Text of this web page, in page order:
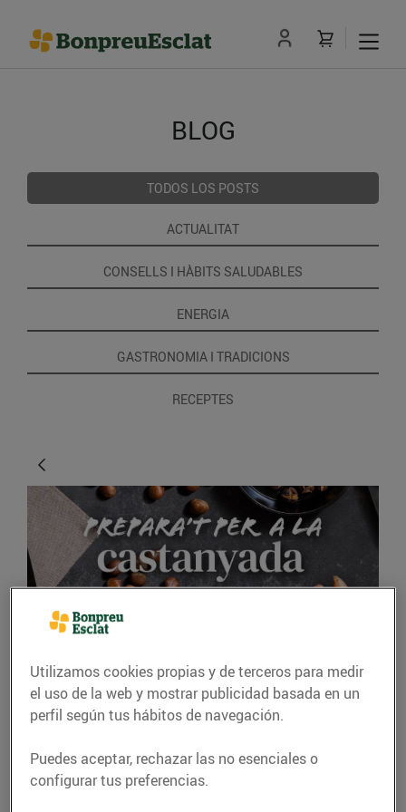
BLOG
TODOS LOS POSTS
ACTUALITAT
CONSELLS I HÀBITS SALUDABLES
ENERGIA
GASTRONOMIA I TRADICIONS
RECEPTES
GASTRONOMÍA Y TRADICIONES
Idees per celebrar la
13/octubre/2023
Utilizamos cookies propias y de terceros para medir
el uso de la web y mostrar publicidad basada en un
perfil según tus hábitos de navegación.
Puedes aceptar, rechazar las no esenciales o
configurar tus preferencias.